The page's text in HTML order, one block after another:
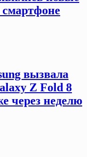
смартфоне
вызвала
Z Fold 8
через неделю